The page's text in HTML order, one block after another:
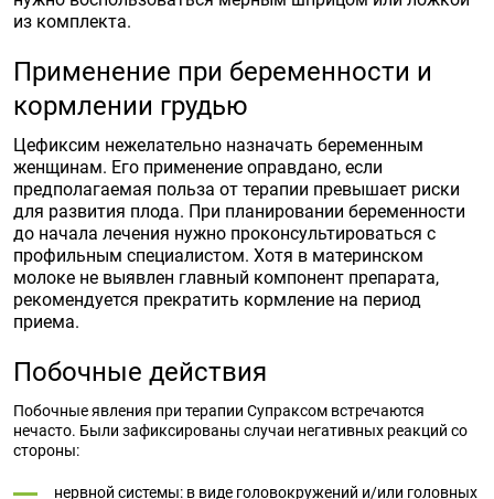
из комплекта.
Применение при беременности и
кормлении грудью
Цефиксим нежелательно назначать беременным
женщинам. Его применение оправдано, если
предполагаемая польза от терапии превышает риски
для развития плода. При планировании беременности
до начала лечения нужно проконсультироваться с
профильным специалистом. Хотя в материнском
молоке не выявлен главный компонент препарата,
рекомендуется прекратить кормление на период
приема.
Побочные действия
Побочные явления при терапии Супраксом встречаются
нечасто. Были зафиксированы случаи негативных реакций со
стороны:
нервной системы: в виде головокружений и/или головных